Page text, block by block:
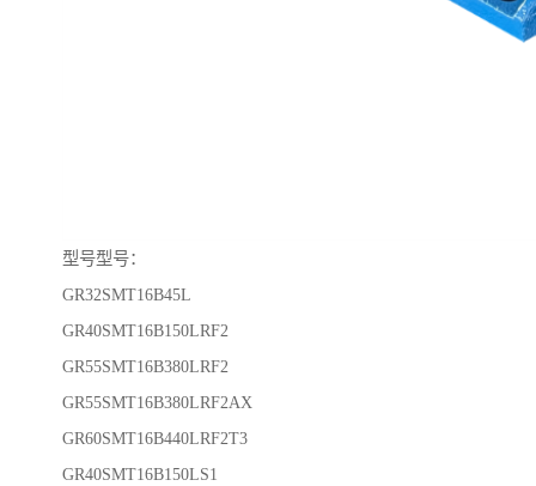
型号型号：
GR32SMT16B45L
GR40SMT16B150LRF2
GR55SMT16B380LRF2
GR55SMT16B380LRF2AX
GR60SMT16B440LRF2T3
GR40SMT16B150LS1